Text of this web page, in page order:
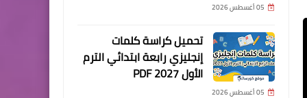
05 أغسطس 2026
تحميل كراسة كلمات
إنجليزي رابعة ابتدائي الترم
الأول 2027 PDF
05 أغسطس 2026